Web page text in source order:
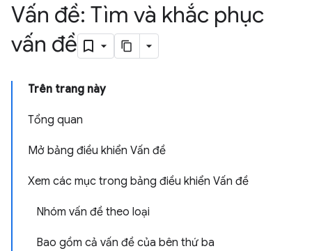
Vấn đề: Tìm và khắc phục
vấn đề
Trên trang này
Tổng quan
Mở bảng điều khiển Vấn đề
Xem các mục trong bảng điều khiển Vấn đề
Nhóm vấn đề theo loại
Bao gồm cả vấn đề của bên thứ ba